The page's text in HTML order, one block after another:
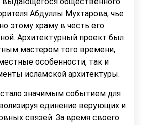
Абдуллы Мухтарова, чье
этому храму в честь его
Архитектурный проект был
мастером того времени,
особенности, так и
исламской архитектуры.
значимым событием для
единение верующих и
связей. За время своего